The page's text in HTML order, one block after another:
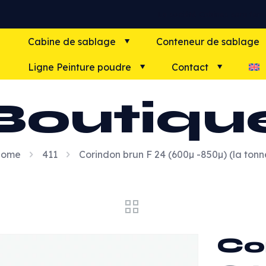
Cabine de sablage Conteneur de sablage
Ligne Peinture poudre Contact
411 Corindon brun F 24 (600µ -850µ) (la